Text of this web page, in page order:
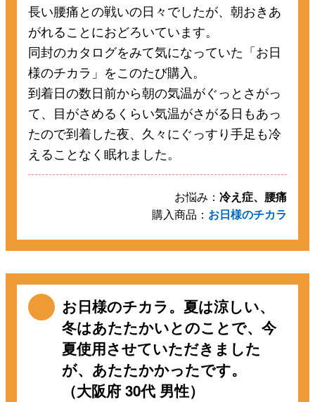
長い腰痛との戦いの日々でしたが、朝おきあ
がれることにおどろいています。
同封のカタログをみて気になっていた「お日
様のチカラ」をこのたび購入。
到着日の数日前から朝の気温がぐっとさがっ
て、目がさめるくらい気温がさがる日もあっ
たので到着した夜、久々にぐっすり手足も冷
えることなく眠れました。
お悩み： 冷え症、腰痛
購入商品： お日様のチカラ
お日様のチカラ。夏は涼しい、
冬はあたたかいとのことで、今
夏使用させていただきました
が、あたたかかったです。
（大阪府 30代 男性）